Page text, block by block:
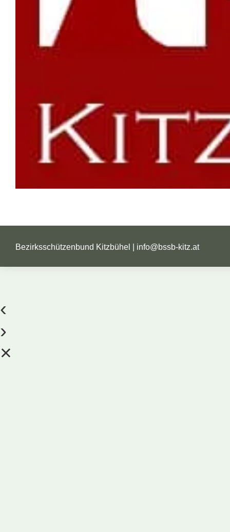
Bezirksschützenbund Kitzbühel | info@bssb-kitz.at
‹
›
×